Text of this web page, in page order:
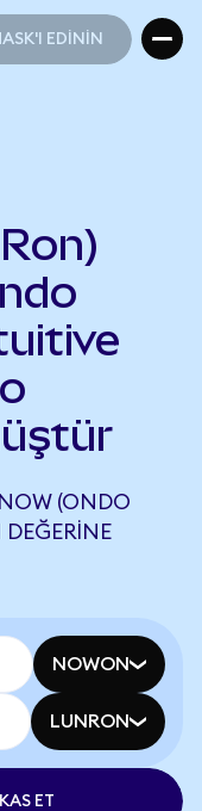
EDİNİN
(ONDO
NOWON
LUNRON
ET